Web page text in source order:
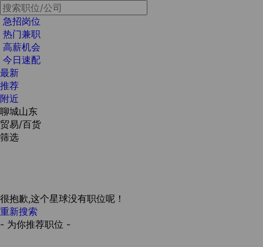
急招岗位
热门兼职
高薪机会
今日速配
最新
推荐
附近
聊城山东
贸易/百货
筛选
很抱歉,这个星球没有职位呢！
重新搜索
- 为你推荐职位 -